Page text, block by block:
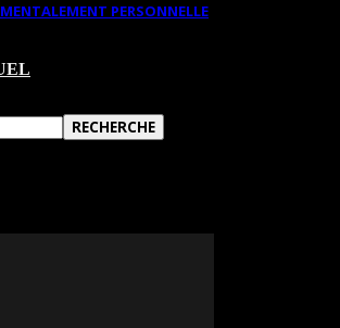
PERSONNELLE